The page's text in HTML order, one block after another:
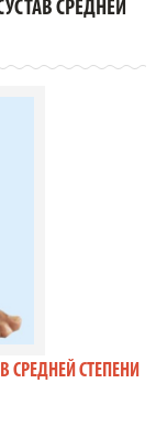
СРЕДНЕЙ
СРЕДНЕЙ СТЕПЕНИ